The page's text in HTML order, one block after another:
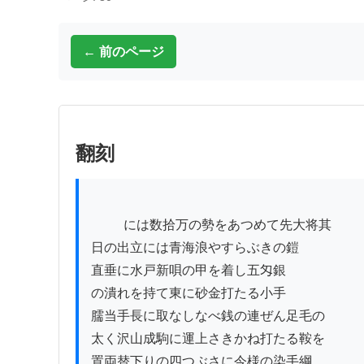
← 前のページ
翻刻
日の出立には青海浪やすらぶきの鎧
直垂に水戸新唄の甲を着し五匁銀
の潰れを持て東に砂金打たる小手
臑当手長に取なしなべ銭の連ぜん足毛の
太く沢山成駒に運上さきかね打たる鞍を